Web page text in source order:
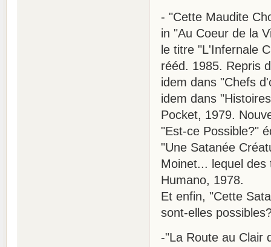
- "Cette Maudite
in "Au Coeur de la
le titre "L'Infernale
rééd. 1985. Repris
idem dans "Chefs
idem dans
Pocket, 1979.
"Est-ce Possible?"
"Une Satanée
Moinet... lequel
Humano, 1978.
Et enfin, "Cette
sont-elles
-"La Route au Clair